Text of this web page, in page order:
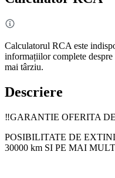
Calculatorul RCA este
informațiilor complete
mai târziu.
Descriere
‼️GARANTIE OFERITA
POSIBILITATE DE
30000 km SI PE MAI